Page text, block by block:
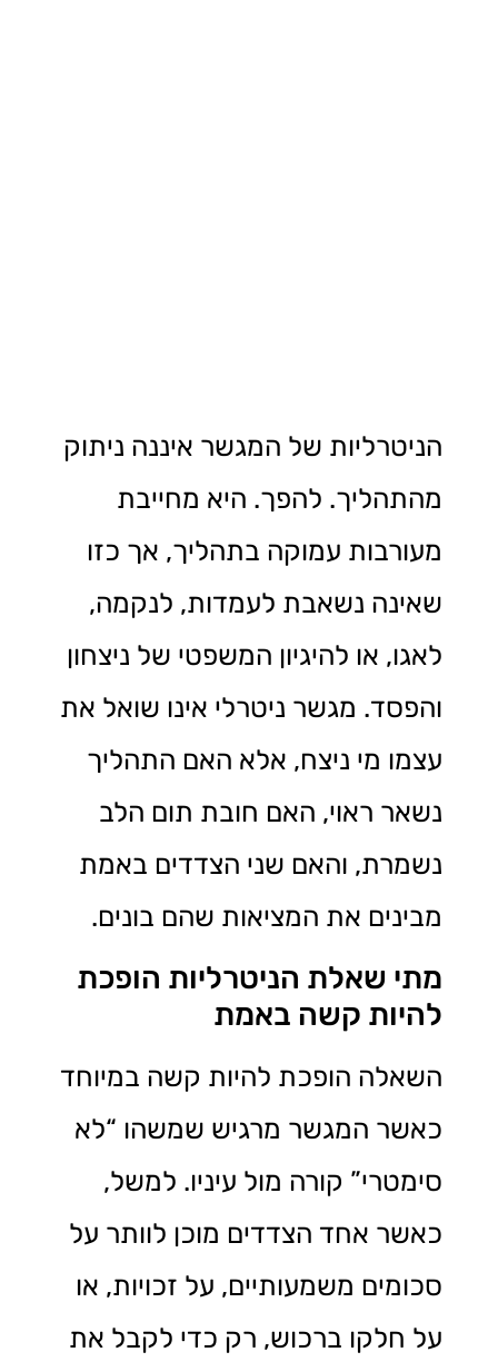
הניטרליות של המגשר איננה ניתוק
מהתהליך. להפך. היא מחייבת
מעורבות עמוקה בתהליך, אך כזו
שאינה נשאבת לעמדות, לנקמה,
לאגו, או להיגיון המשפטי של ניצחון
והפסד. מגשר ניטרלי אינו שואל את
עצמו מי ניצח, אלא האם התהליך
נשאר ראוי, האם חובת תום הלב
נשמרת, והאם שני הצדדים באמת
מבינים את המציאות שהם בונים.
מתי שאלת הניטרליות הופכת
להיות קשה באמת
השאלה הופכת להיות קשה במיוחד
כאשר המגשר מרגיש שמשהו “לא
סימטרי” קורה מול עיניו. למשל,
כאשר אחד הצדדים מוכן לוותר על
סכומים משמעותיים, על זכויות, או
על חלקו ברכוש, רק כדי לקבל את